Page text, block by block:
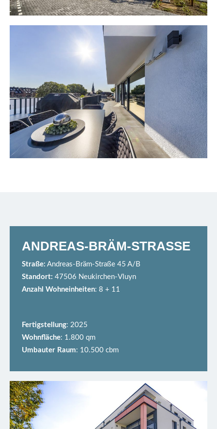
ANDREAS-BRÄM-STRASSE
Straße: Andreas-Bräm-Straße 45 A/B
Standort: 47506 Neukirchen-Vluyn
Anzahl Wohneinheiten: 8 + 11
Fertigstellung: 2025
Wohnfläche: 1.800 qm
Umbauter Raum: 10.500 cbm